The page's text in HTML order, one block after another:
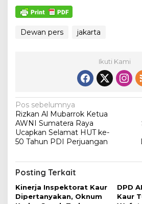
Dewan pers jakarta
Ikuti Kami
N
a
v
i
g
a
s
Pos sebelumnya
Rizkan Al Mubarrok Ketua
AWNI Sumatera Raya
Ucapkan Selamat HUT ke-
50 Tahun PDI Perjuangan
Posting Terkait
Kinerja Inspektorat Kaur
Dipertanyakan, Oknum
DPD
Kaur